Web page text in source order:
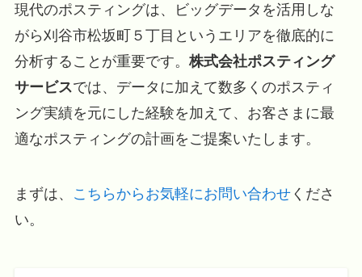
現代のポスティングは、ビッグデータを活用しな
がら刈谷市松坂町５丁目というエリアを徹底的に
分析することが重要です。 株式会社ポスティング
サービスでは、データに加えて数多くのポスティ
ング実績を元にした経験を加えて、お客さまに最
適なポスティングの計画をご提案いたします。
まずは、 こちらからお気軽にお問い合わせくださ
い。